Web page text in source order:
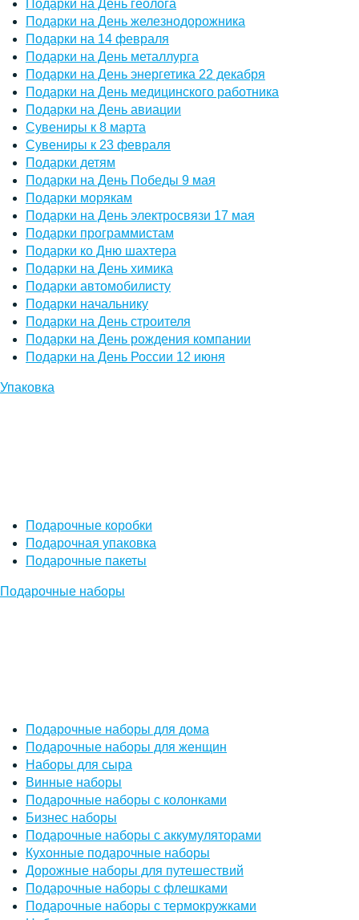
Подарки на День геолога
Подарки на День железнодорожника
Подарки на 14 февраля
Подарки на День металлурга
Подарки на День энергетика 22 декабря
Подарки на День медицинского работника
Подарки на День авиации
Сувениры к 8 марта
Сувениры к 23 февраля
Подарки детям
Подарки на День Победы 9 мая
Подарки морякам
Подарки на День электросвязи 17 мая
Подарки программистам
Подарки ко Дню шахтера
Подарки на День химика
Подарки автомобилисту
Подарки начальнику
Подарки на День строителя
Подарки на День рождения компании
Подарки на День России 12 июня
Упаковка
Подарочные коробки
Подарочная упаковка
Подарочные пакеты
Подарочные наборы
Подарочные наборы для дома
Подарочные наборы для женщин
Наборы для сыра
Винные наборы
Подарочные наборы с колонками
Бизнес наборы
Подарочные наборы с аккумуляторами
Кухонные подарочные наборы
Дорожные наборы для путешествий
Подарочные наборы с флешками
Подарочные наборы с термокружками